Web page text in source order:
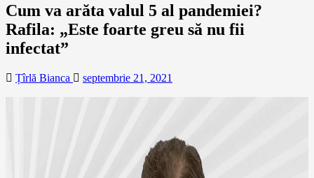
Cum va arăta valul 5 al pandemiei?
Rafila: „Este foarte greu să nu fii
infectat”
Țîrlă Bianca septembrie 21, 2021